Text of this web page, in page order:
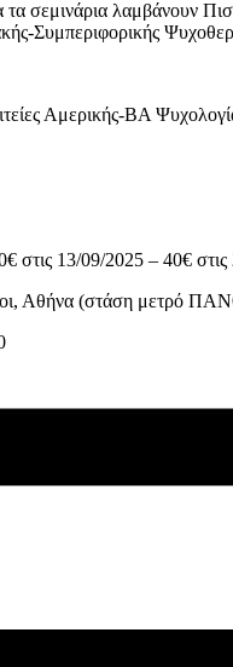
σεμινάρια λαμβάνουν
Συμπεριφορικής
Αμερικής-ΒΑ
στις 13/09/2025 – 40€
Αθήνα (στάση μετρό